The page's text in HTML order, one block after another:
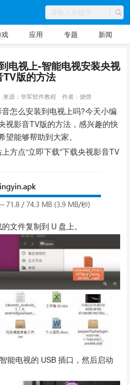
应用 专题 新闻
电视上-智能电视安装央视
TV版的方法
来源：华军软件教程 作者：烧饼
怎么安装到电视上吗?今天小编
视影音TV版的方法，感兴趣的快
能够帮助到大家。
方点“立即下载”下载央视影音TV
文件复制到 U 盘上。
电视的 USB 插口，然后启动